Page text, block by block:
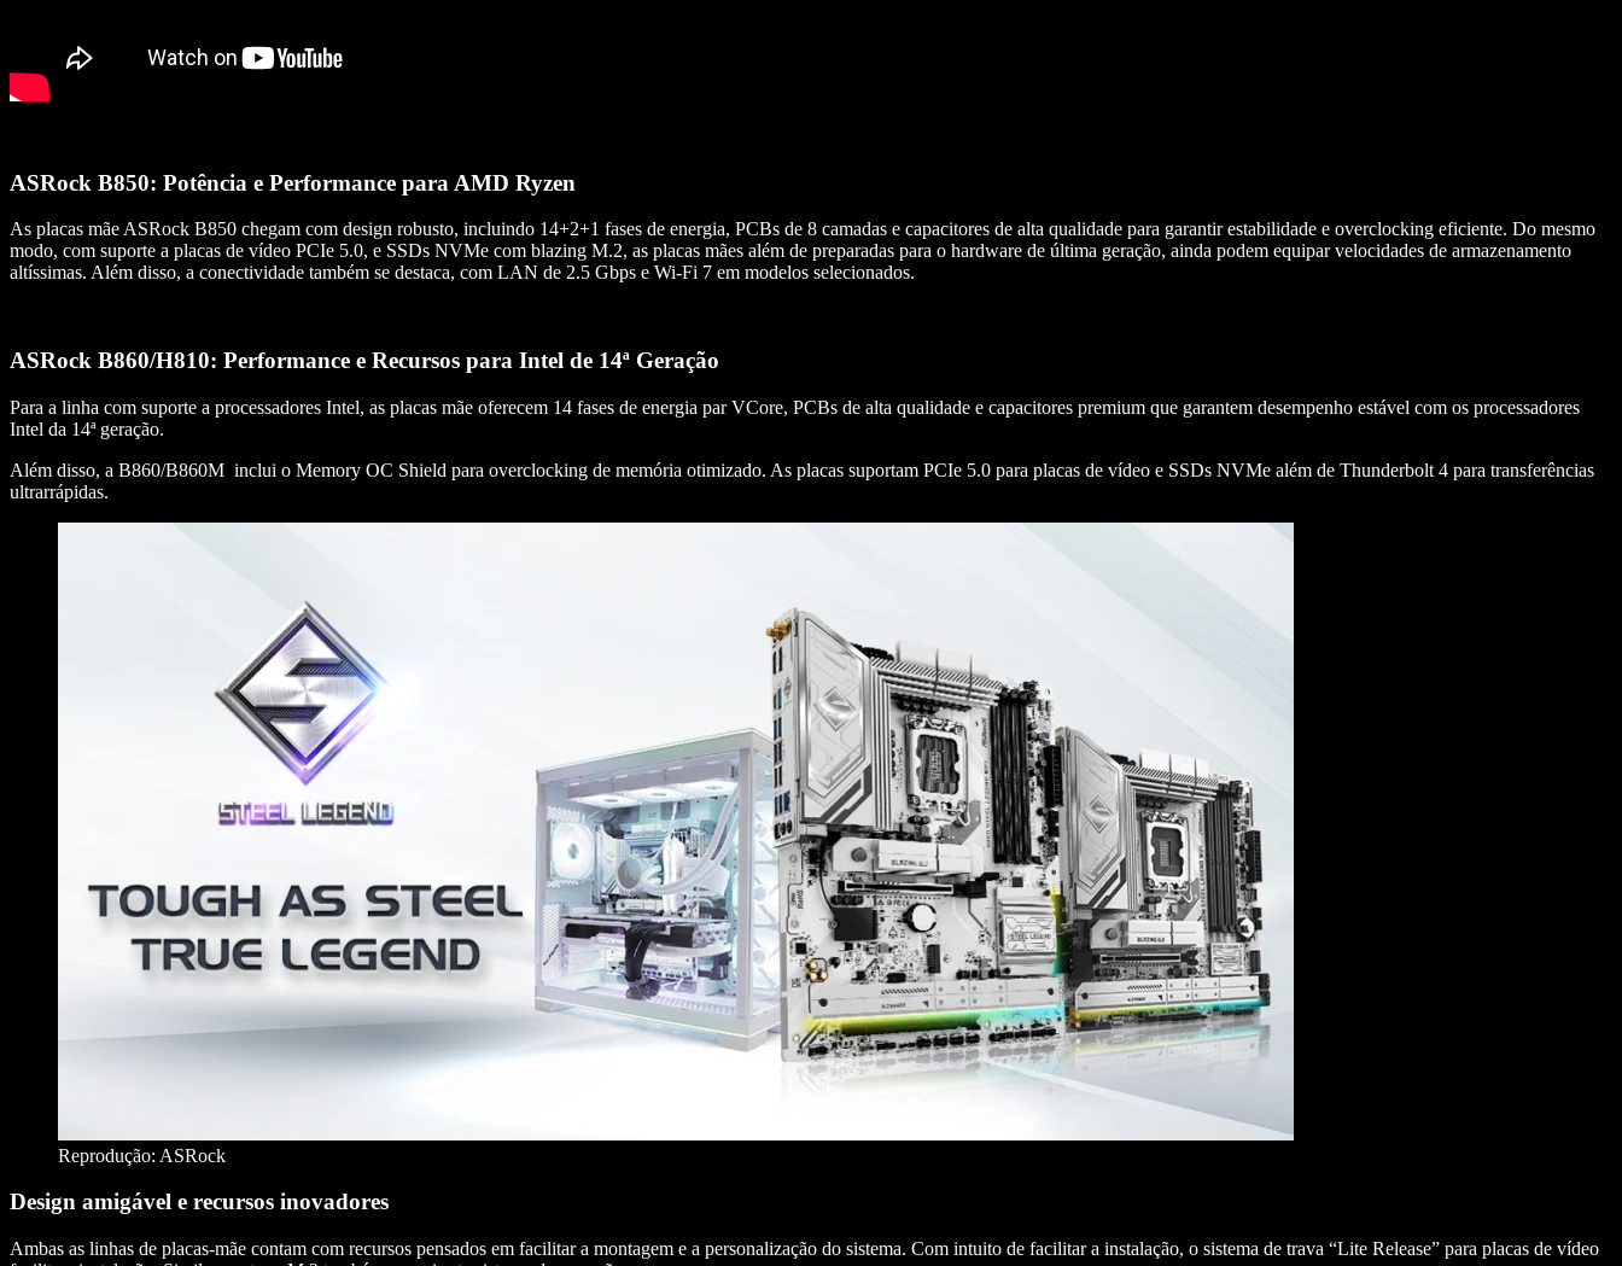
ASRock B850: Potência e Performance para AMD Ryzen
As placas mãe ASRock B850 chegam com design robusto, incluindo 14+2+1 fases de energia, PCBs de 8 camadas e capacitores de alta qualidade para garantir estabilidade e overclocking eficiente. Do mesmo
modo, com suporte a placas de vídeo PCIe 5.0, e SSDs NVMe com blazing M.2, as placas mães além de preparadas para o hardware de última geração, ainda podem equipar velocidades de armazenamento
altíssimas. Além disso, a conectividade também se destaca, com LAN de 2.5 Gbps e Wi-Fi 7 em modelos selecionados.
ASRock B860/H810: Performance e Recursos para Intel de 14ª Geração
Para a linha com suporte a processadores Intel, as placas mãe oferecem 14 fases de energia par VCore, PCBs de alta qualidade e capacitores premium que garantem desempenho estável com os processadores
Intel da 14ª geração.
Além disso, a B860/B860M inclui o Memory OC Shield para overclocking de memória otimizado. As placas suportam PCIe 5.0 para placas de vídeo e SSDs NVMe além de Thunderbolt 4 para transferências
ultrarrápidas.
Reprodução: ASRock
Design amigável e recursos inovadores
Ambas as linhas de placas-mãe contam com recursos pensados em facilitar a montagem e a personalização do sistema. Com intuito de facilitar a instalação, o sistema de trava “Lite Release” para placas de vídeo